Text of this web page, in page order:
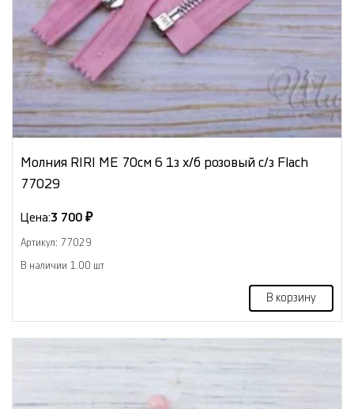
Молния RIRI МЕ 70см 6 1з х/б розовый с/з Flach
77029
Цена:3 700 ₽
Артикул: 77029
В наличии 1.00 шт
В корзину